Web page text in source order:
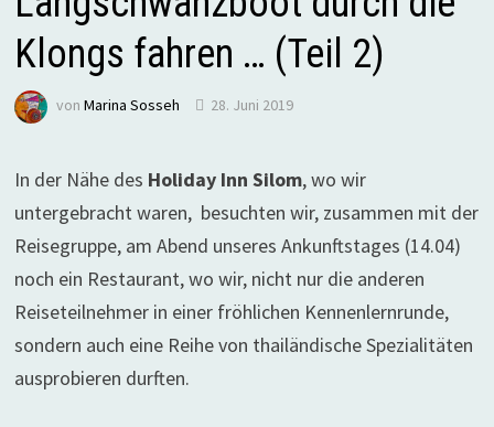
Klongs fahren … (Teil 2)
von Marina Sosseh 28. Juni 2019
In der Nähe des Holiday Inn Silom, wo wir
untergebracht waren, besuchten wir, zusammen mit der
Reisegruppe, am Abend unseres Ankunftstages (14.04)
noch ein Restaurant, wo wir, nicht nur die anderen
Reiseteilnehmer in einer fröhlichen Kennenlernrunde,
sondern auch eine Reihe von thailändische Spezialitäten
ausprobieren durften.